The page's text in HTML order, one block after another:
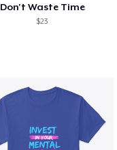
Don't Waste Time
$23